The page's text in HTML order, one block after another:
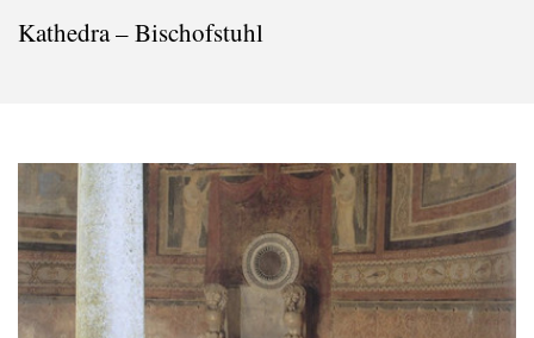
Kathedra – Bischofstuhl